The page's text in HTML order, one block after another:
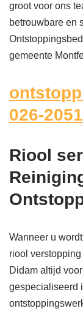
groot voor ons
betrouwbare en
gemeente
026-
Riool
Wanneer u
riool
Didam altijd
gespecialiseerd